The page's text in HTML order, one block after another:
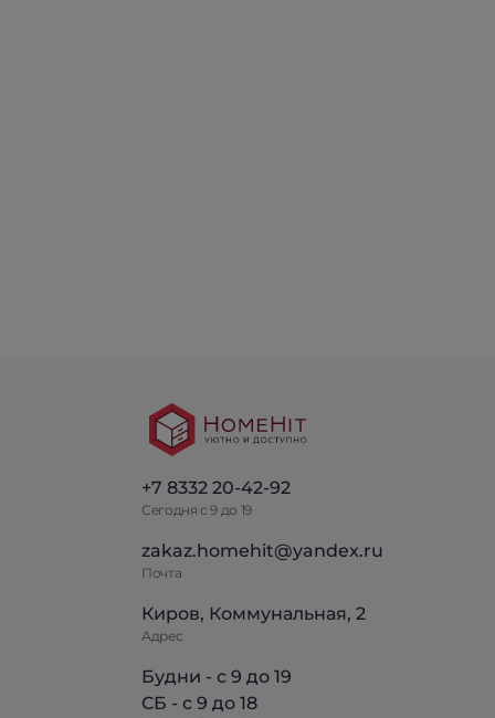
+7 8332 20-42-92
Сегодня с 9 до 19
zakaz.homehit@yandex.ru
Почта
Киров, Коммунальная, 2
Адрес
Будни - с 9 до 19
СБ - с 9 до 18